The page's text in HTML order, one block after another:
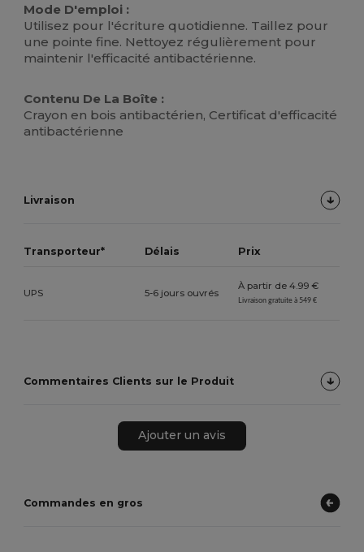
Mode D'emploi :
Utilisez pour l'écriture quotidienne. Taillez pour
une pointe fine. Nettoyez régulièrement pour
maintenir l'efficacité antibactérienne.
Contenu De La Boîte :
Crayon en bois antibactérien, Certificat d'efficacité
antibactérienne
Livraison
Transporteur* Délais Prix
UPS 5-6 jours ouvrés
À partir de 4.99 €
Livraison gratuite à 549 €
Commentaires Clients sur le Produit
Ajouter un avis
Commandes en gros